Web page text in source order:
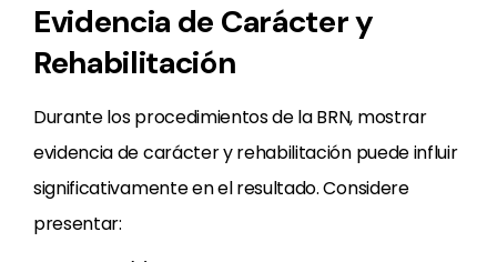
Evidencia de Carácter y
Rehabilitación
Durante los procedimientos de la BRN, mostrar
evidencia de carácter y rehabilitación puede influir
significativamente en el resultado. Considere
presentar: